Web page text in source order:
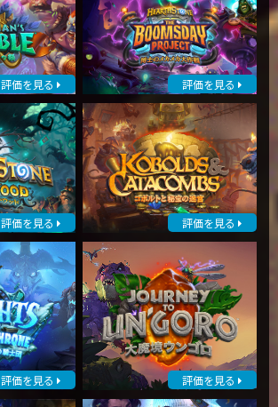
評価を見る 評価を見る
評価を見る 評価を見る
評価を見る 評価を見る